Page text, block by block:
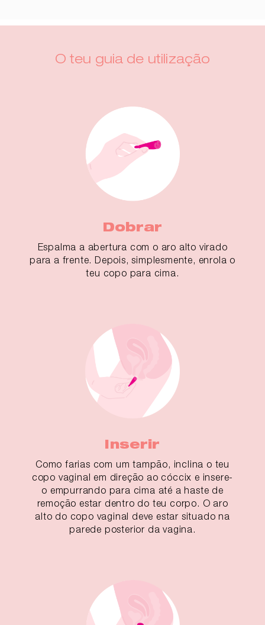
O teu guia de utilização
Dobrar
Espalma a abertura com o aro alto virado
para a frente. Depois, simplesmente, enrola o
teu copo para cima.
Inserir
Como farias com um tampão, inclina o teu
copo vaginal em direção ao cóccix e insere-
o empurrando para cima até a haste de
remoção estar dentro do teu corpo. O aro
alto do copo vaginal deve estar situado na
parede posterior da vagina.